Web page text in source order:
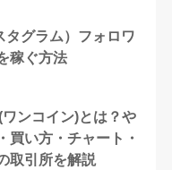
グラム）フォロワ
稼ぐ方法
ンコイン)とは？や
買い方・チャート・
取引所を解説